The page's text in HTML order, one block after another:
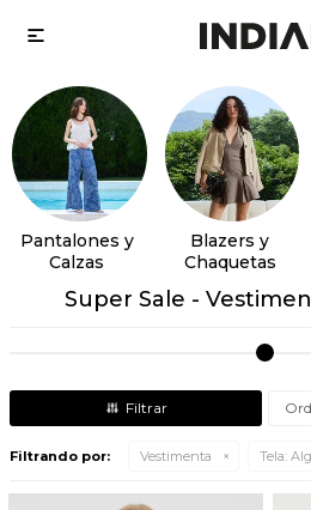

Pantalones y
Calzas
Blazers y
Chaquetas
Super Sale -
Filtrando por: Vestimenta Tela: